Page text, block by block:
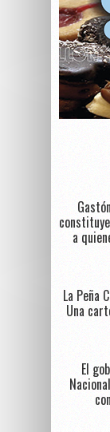
a
La Peña
Una
El